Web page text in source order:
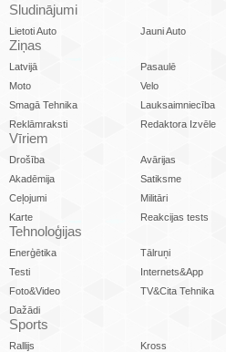
Sludinājumi
Lietoti Auto Jauni Auto
Ziņas
Latvijā Pasaulē
Moto
Velo
Smagā Tehnika
Lauksaimniecība
Reklāmraksti
Redaktora Izvēle
Vīriem
Drošība Avārijas
Akadēmija
Satiksme
Ceļojumi
Militāri
Karte
Reakcijas tests
Tehnoloģijas
Enerģētika Tālruņi
Testi
Internets&App
Foto&Video
TV&Cita Tehnika
Dažādi
Sports
Rallijs Kross